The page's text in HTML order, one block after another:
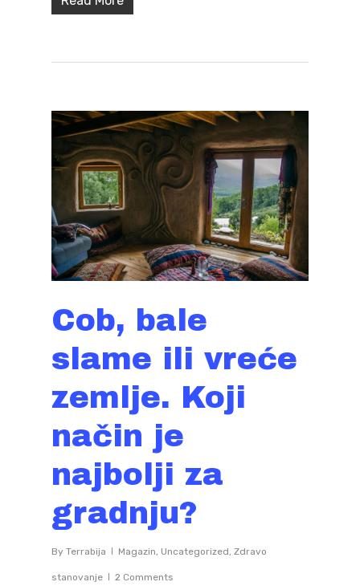
Cob, bale
slame ili vreće
zemlje. Koji
način je
najbolji za
gradnju?
By Terrabija Magazin, Uncategorized, Zdravo
stanovanje 2 Comments